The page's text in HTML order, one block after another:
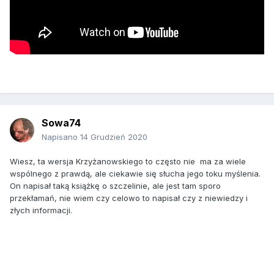
Sowa74
Napisano 14 Grudzień 2020
Wiesz, ta wersja Krzyżanowskiego to często nie ma za wiele
wspólnego z prawdą, ale ciekawie się słucha jego toku myślenia.
On napisał taką książkę o szczelinie, ale jest tam sporo
przekłamań, nie wiem czy celowo to napisał czy z niewiedzy i
złych informacji.